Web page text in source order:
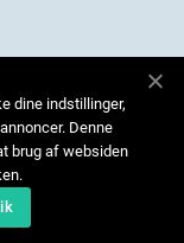
dine indstillinger,
Denne
brug af websiden